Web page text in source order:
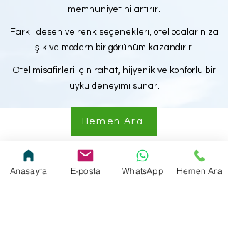
memnuniyetini artırır.
Farklı desen ve renk seçenekleri, otel odalarınıza
şık ve modern bir görünüm kazandırır.
Otel misafirleri için rahat, hijyenik ve konforlu bir
uyku deneyimi sunar.
Hemen Ara
Anasayfa E-posta WhatsApp Hemen Ara